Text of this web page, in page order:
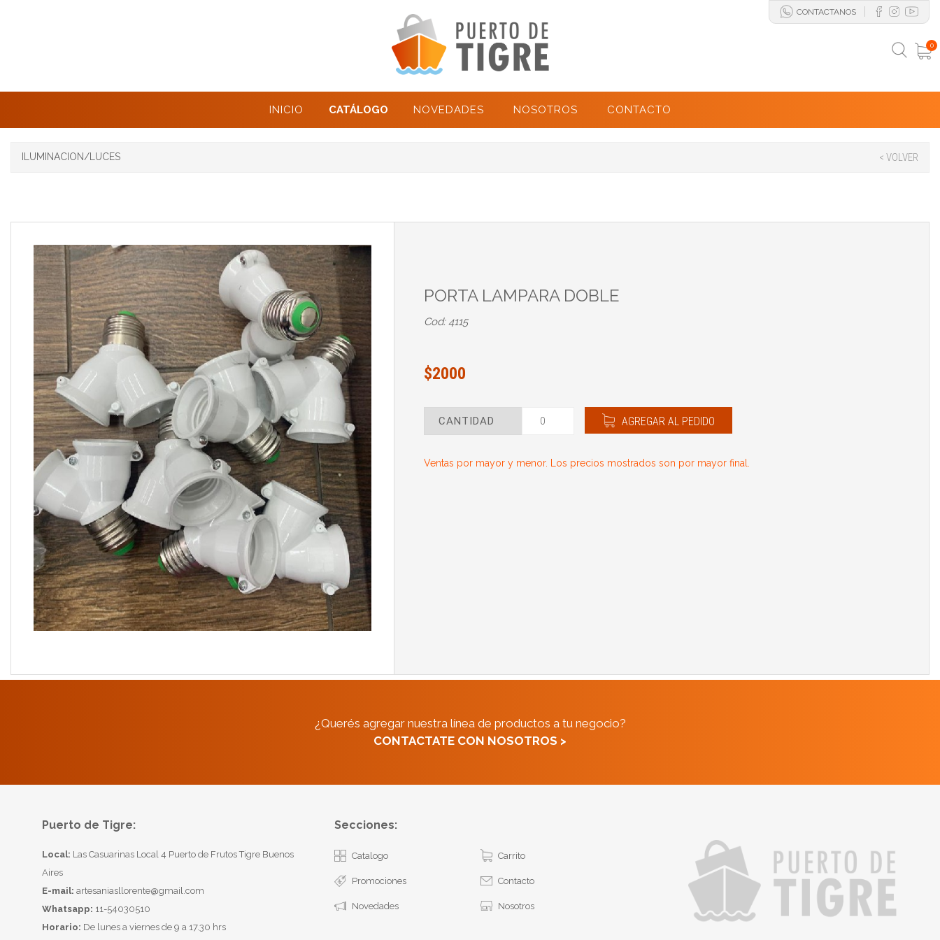
CONTACTANOS
0
INICIO CATÁLOGO NOVEDADES NOSOTROS CONTACTO
ILUMINACION/LUCES < VOLVER
PORTA LAMPARA DOBLE
Cod: 4115
$2000
CANTIDAD AGREGAR AL PEDIDO
Ventas por mayor y menor. Los precios mostrados son por mayor final.
¿Querés agregar nuestra línea de productos a tu negocio?
CONTACTATE CON NOSOTROS >
Puerto de Tigre:
Local: Las Casuarinas Local 4 Puerto de Frutos Tigre Buenos
Aires
E-mail: artesaniasllorente@gmail.com
Whatsapp: 11-54030510
Horario: De lunes a viernes de 9 a 17.30 hrs
Secciones:
Catalogo
Promociones
Novedades
Carrito
Contacto
Nosotros